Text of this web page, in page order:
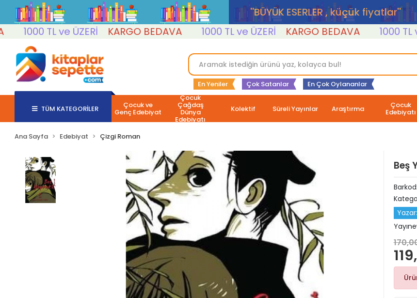
''BÜYÜK ESERLER , küçük fiyatlar''
1000 TL ve ÜZERİ
KARGO BEDAVA 1000 TL ve ÜZERİ KARGO BEDAVA 1000 TL ve
En Yeniler Çok Satanlar En Çok Oylananlar
TÜM KATEGORİLER Çocuk ve
Genç Edebiyat
Çocuk
Çağdaş
Dünya
Edebiyatı
Kolektif Süreli Yayınlar Araştırma Çocuk
Edebiyatı
Ana Sayfa Edebiyat Çizgi Roman
Beş
Barkod:
Yazar: